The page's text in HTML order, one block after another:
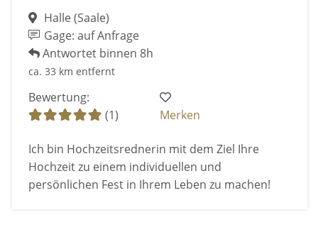
Halle (Saale)
Gage: auf Anfrage
Antwortet binnen 8h
ca. 33 km entfernt
Bewertung:
(1)
Merken
Ich bin Hochzeitsrednerin mit dem Ziel Ihre
Hochzeit zu einem individuellen und
persönlichen Fest in Ihrem Leben zu machen!